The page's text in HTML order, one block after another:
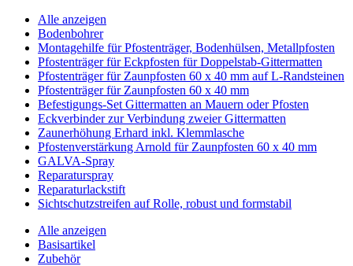
Alle anzeigen
Bodenbohrer
Montagehilfe für Pfostenträger, Bodenhülsen, Metallpfosten
Pfostenträger für Eckpfosten für Doppelstab-Gittermatten
Pfostenträger für Zaunpfosten 60 x 40 mm auf L-Randsteinen
Pfostenträger für Zaunpfosten 60 x 40 mm
Befestigungs-Set Gittermatten an Mauern oder Pfosten
Eckverbinder zur Verbindung zweier Gittermatten
Zaunerhöhung Erhard inkl. Klemmlasche
Pfostenverstärkung Arnold für Zaunpfosten 60 x 40 mm
GALVA-Spray
Reparaturspray
Reparaturlackstift
Sichtschutzstreifen auf Rolle, robust und formstabil
Alle anzeigen
Basisartikel
Zubehör